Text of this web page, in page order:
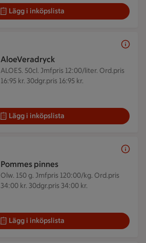
Lägg i inköpslista
AloeVeradryck
ALOES. 50cl. Jmfpris 12:00/liter. Ord.pris
16:95 kr. 30dgr.pris 16:95 kr.
Lägg i inköpslista
Pommes pinnes
Olw. 150 g. Jmfpris 120:00/kg. Ord.pris
34:00 kr. 30dgr.pris 34:00 kr.
Lägg i inköpslista